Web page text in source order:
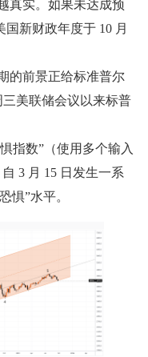
真实。如果未达成预
新财政年度于 10 月
的前景正给标准普尔
美联储会议以来标普
指数”（使用多个输入
3 月 15 日发生一系
惧”水平。